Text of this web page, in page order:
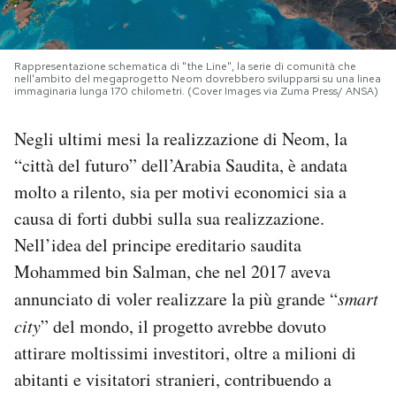
I MIEI PREFERITI
SHOP
CALENDARIO
AREA PERSONALE
Area Personale
Newsletter
Notifiche mobile
Hai bisogno di aiuto?
Esci
Rappresentazione schematica di "the Line", la serie di comunità che
nell'ambito del megaprogetto Neom dovrebbero svilupparsi su una linea
immaginaria lunga 170 chilometri. (Cover Images via Zuma Press/ ANSA)
Negli ultimi mesi la realizzazione di Neom, la
“città del futuro” dell’Arabia Saudita, è andata
molto a rilento, sia per motivi economici sia a
causa di forti dubbi sulla sua realizzazione.
Nell’idea del principe ereditario saudita
Mohammed bin Salman, che nel 2017 aveva
annunciato di voler realizzare la più grande “smart
city” del mondo, il progetto avrebbe dovuto
attirare moltissimi investitori, oltre a milioni di
abitanti e visitatori stranieri, contribuendo a